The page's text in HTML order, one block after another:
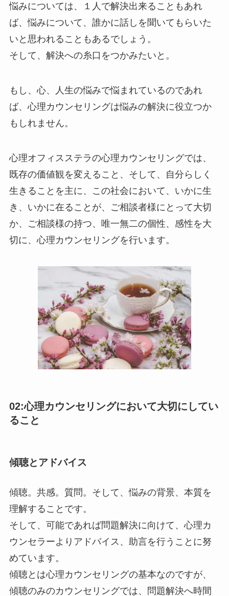
悩みについては、１人で解決出来ることもあれ
ば、悩みについて、誰かに話しを聞いてもらいた
いと思われることもあるでしょう。
そして、解決への糸口をつかみたいと。
もし、心、人生の悩みで悩まれているのであれ
ば、心理カウンセリングは悩みの解決に役立つか
もしれません。
心理オフィスステラの心理カウンセリングでは、
既存の価値観を変えること、そして、自分らしく
生きることを主に、この社会において、いかに生
き、いかに在ることが、ご相談者様にとって大切
か、ご相談様の持つ、唯一無二の個性、感性を大
切に、心理カウンセリングを行います。
02:心理カウンセリングにおいて大切にしてい
ること
傾聴とアドバイス
傾聴。共感。質問。そして、悩みの背景、本質を
理解することです。
そして、可能であれば問題解決に向けて、心理カ
ウンセラーよりアドバイス、助言を行うことに努
めています。
傾聴とは心理カウンセリングの基本なのですが、
傾聴のみのカウンセリングでは、問題解決へ時間